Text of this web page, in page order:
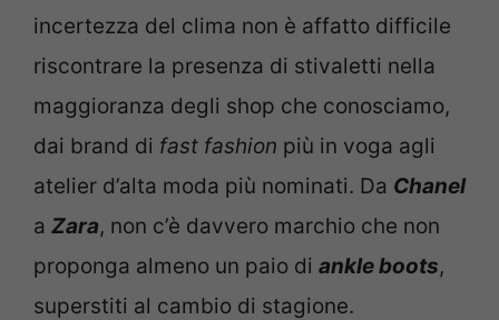
incertezza del clima non è affatto difficile
riscontrare la presenza di stivaletti nella
maggioranza degli shop che conosciamo,
dai brand di fast fashion più in voga agli
atelier d’alta moda più nominati. Da Chanel
a Zara, non c’è davvero marchio che non
proponga almeno un paio di ankle boots,
superstiti al cambio di stagione.